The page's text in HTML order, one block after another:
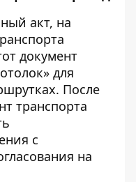
акт, на
документ
для
После
транспорта
с
на